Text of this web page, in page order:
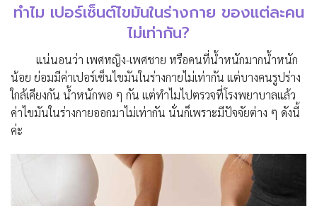
ทำไม เปอร์เซ็นต์ไขมันในร่างกาย ของแต่ละคน
ไม่เท่ากัน?
แน่นอนว่า เพศหญิง-เพศชาย หรือคนที่น้ำหนักมากน้ำหนัก
น้อย ย่อมมีค่าเปอร์เซ็นไขมันในร่างกายไม่เท่ากัน แต่บางคนรูปร่าง
ใกล้เคียงกัน น้ำหนักพอ ๆ กัน แต่ทำไมไปตรวจที่โรงพยาบาลแล้ว
ค่าไขมันในร่างกายออกมาไม่เท่ากัน นั่นก็เพราะมีปัจจัยต่าง ๆ ดังนี้
ค่ะ